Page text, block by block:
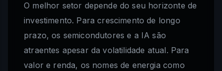
O melhor setor depende do seu horizonte de
investimento. Para crescimento de longo
prazo, os semicondutores e a IA são
atraentes apesar da volatilidade atual. Para
valor e renda, os nomes de energia como